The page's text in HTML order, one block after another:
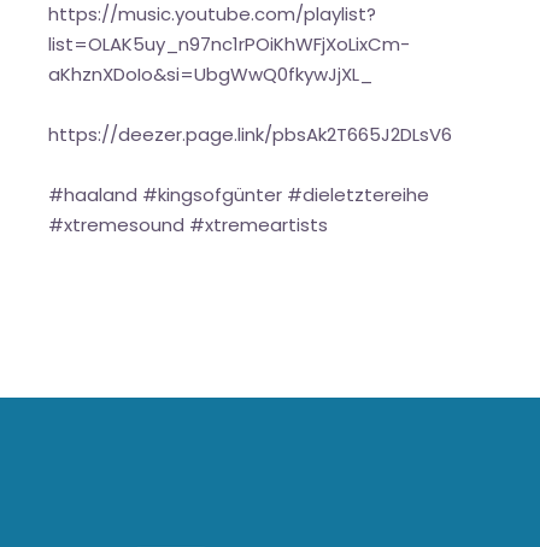
https://music.youtube.com/playlist?
list=OLAK5uy_n97nc1rPOiKhWFjXoLixCm-
aKhznXDoIo&si=UbgWwQ0fkywJjXL_
https://deezer.page.link/pbsAk2T665J2DLsV6
#haaland #kingsofgünter #dieletztereihe
#xtremesound #xtremeartists